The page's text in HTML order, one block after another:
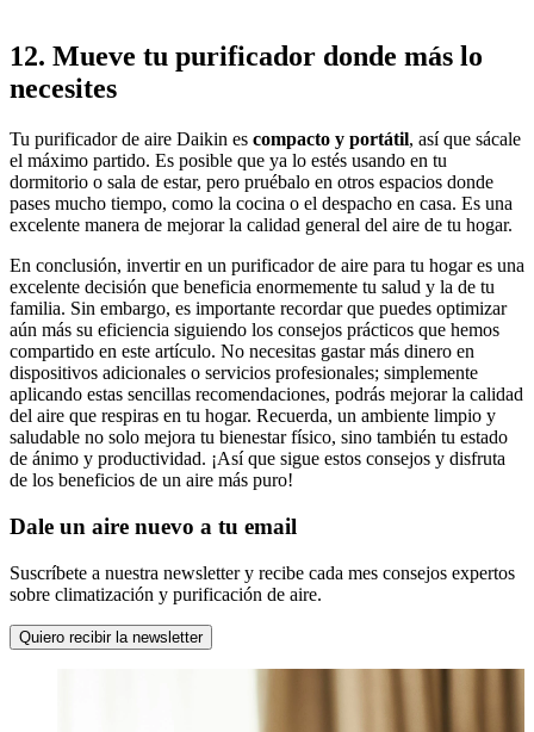
12. Mueve tu purificador donde más lo
necesites
Tu purificador de aire Daikin es compacto y portátil, así que sácale
el máximo partido. Es posible que ya lo estés usando en tu
dormitorio o sala de estar, pero pruébalo en otros espacios donde
pases mucho tiempo, como la cocina o el despacho en casa. Es una
excelente manera de mejorar la calidad general del aire de tu hogar.
En conclusión, invertir en un purificador de aire para tu hogar es una
excelente decisión que beneficia enormemente tu salud y la de tu
familia. Sin embargo, es importante recordar que puedes optimizar
aún más su eficiencia siguiendo los consejos prácticos que hemos
compartido en este artículo. No necesitas gastar más dinero en
dispositivos adicionales o servicios profesionales; simplemente
aplicando estas sencillas recomendaciones, podrás mejorar la calidad
del aire que respiras en tu hogar. Recuerda, un ambiente limpio y
saludable no solo mejora tu bienestar físico, sino también tu estado
de ánimo y productividad. ¡Así que sigue estos consejos y disfruta
de los beneficios de un aire más puro!
Dale un aire nuevo a tu email
Suscríbete a nuestra newsletter y recibe cada mes consejos expertos
sobre climatización y purificación de aire.
Quiero recibir la newsletter